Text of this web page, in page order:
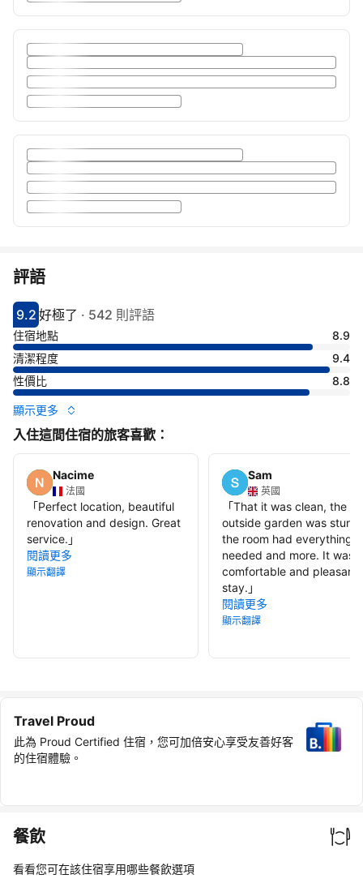
評語
分數9.2分
9.2
評比好極了
好極了 · 542 則評語
住宿地點
8.9
清潔程度
9.4
性價比
8.8
顯示更多
入住這間住宿的旅客喜歡：
Nacime
法國
「Perfect location, beautiful
renovation and design. Great
service. 」
閱讀更多
顯示翻譯
Sam
英國
「That it was clean, the
outside garden was
the room had everything
needed and more. It was
comfortable and pleasant
stay. 」
閱讀更多
顯示翻譯
Travel Proud
此為 Proud Certified 住宿，您可加倍安心享受友善好客
的住宿體驗。
餐飲
看看您可在該住宿享用哪些餐飲選項